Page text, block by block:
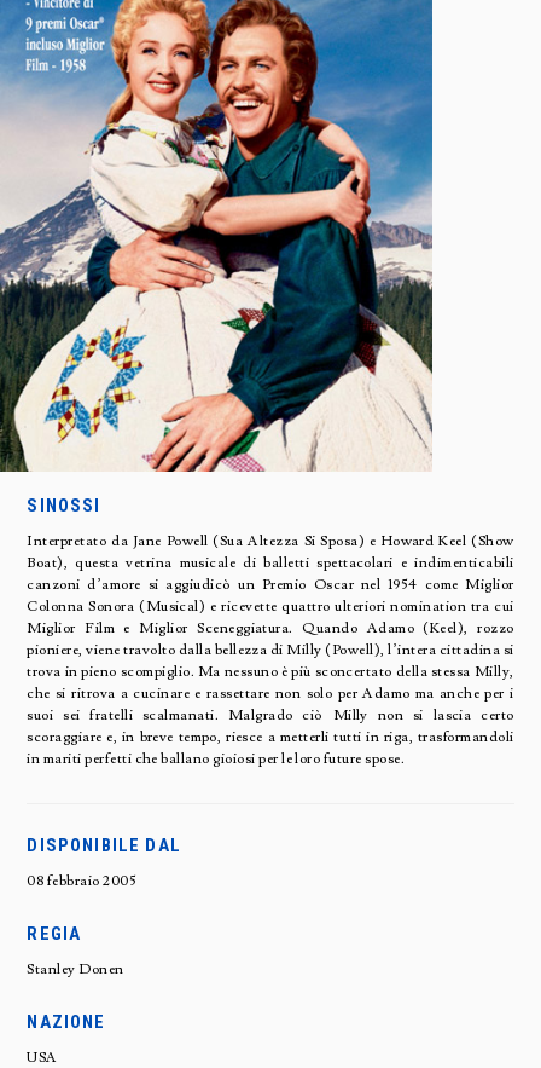
SINOSSI
Interpretato da Jane Powell (Sua Altezza Si Sposa) e Howard Keel (Show
Boat), questa vetrina musicale di balletti spettacolari e indimenticabili
canzoni d’amore si aggiudicò un Premio Oscar nel 1954 come Miglior
Colonna Sonora (Musical) e ricevette quattro ulteriori nomination tra cui
Miglior Film e Miglior Sceneggiatura. Quando Adamo (Keel), rozzo
pioniere, viene travolto dalla bellezza di Milly (Powell), l’intera cittadina si
trova in pieno scompiglio. Ma nessuno è più sconcertato della stessa Milly,
che si ritrova a cucinare e rassettare non solo per Adamo ma anche per i
suoi sei fratelli scalmanati. Malgrado ciò Milly non si lascia certo
scoraggiare e, in breve tempo, riesce a metterli tutti in riga, trasformandoli
in mariti perfetti che ballano gioiosi per le loro future spose.
DISPONIBILE DAL
08 febbraio 2005
REGIA
Stanley Donen
NAZIONE
USA